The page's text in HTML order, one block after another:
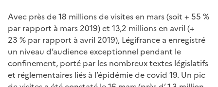
Avec près de 18 millions de visites en mars (soit + 55 %
par rapport à mars 2019) et 13,2 millions en avril (+
23 % par rapport à avril 2019), Légifrance a enregistré
un niveau d’audience exceptionnel pendant le
confinement, porté par les nombreux textes législatifs
et réglementaires liés à l’épidémie de covid 19. Un pic